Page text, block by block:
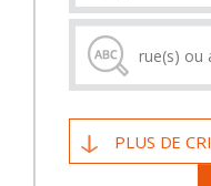
PLUS DE